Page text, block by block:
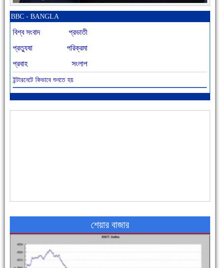
আজ বিশিষ্ট শিক্ষাবিদ এ.টি. আহমেদ হোসাইন রুশদীর ৪৬তম মৃত্যুবার্ষিকী
BBC - BANGLA
বিশ্ব সংবাদ
প্রভাতী
প্রত্যুষা
পরিক্রমা
প্রবাহ
সংলাপ
ইন্টারনেটে কিভাবে শুনতে হয়
শেয়ার বাজার